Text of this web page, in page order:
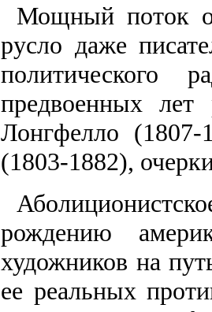
Мощный поток
русло даже
политического
предвоенных
Лонгфелло
(1803-1882),
рождению
художников на
ее реальных